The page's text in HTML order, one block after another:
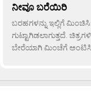
ನೀವೂ ಬರೆಯಿರಿ
ಬರಹಗಳನ್ನು ಇಲ್ಲಿಗೆ ಮಿಂಚಿಸಿ:
ಗುಟ್ಟಾಗಿಡಲಾಗುತ್ತದೆ.
ಬೇರೆಯಾಗಿ ಮಿಂಚೆಗೆ